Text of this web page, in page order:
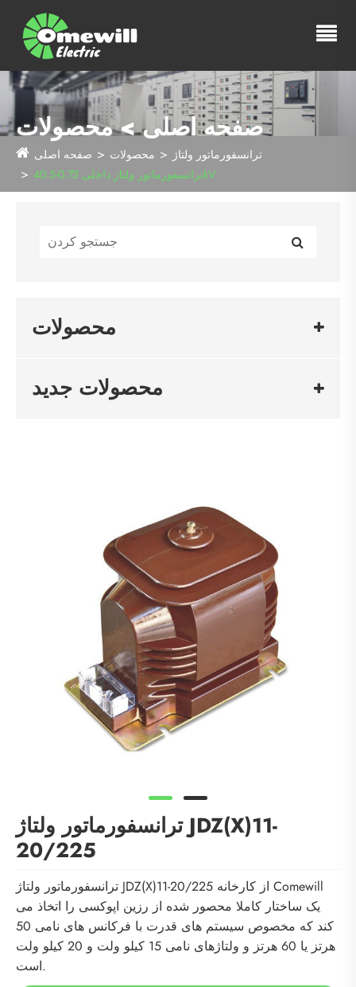
صفحه اصلی > محصولات
صفحه اصلی محصولات
ترانسفورماتور ولتاژ
ترانسفورماتور ولتاژ داخلی 0.72-40.5kV
محصولات
محصولات جدید
ترانسفورماتور ولتاژ JDZ(X)11-
20/225
ترانسفورماتور ولتاژ JDZ(X)11-20/225 از کارخانه Comewill
یک ساختار کاملا محصور شده از رزین اپوکسی را اتخاذ می
کند که مخصوص سیستم های قدرت با فرکانس های نامی 50
هرتز یا 60 هرتز و ولتاژهای نامی 15 کیلو ولت و 20 کیلو ولت
است.